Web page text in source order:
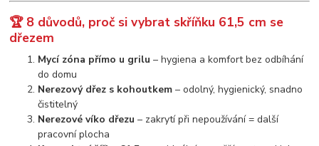
🏆 8 důvodů, proč si vybrat skříňku 61,5 cm se
dřezem
Mycí zóna přímo u grilu – hygiena a komfort bez odbíhání
do domu
Nerezový dřez s kohoutkem – odolný, hygienický, snadno
čistitelný
Nerezové víko dřezu – zakrytí při nepoužívání = další
pracovní plocha